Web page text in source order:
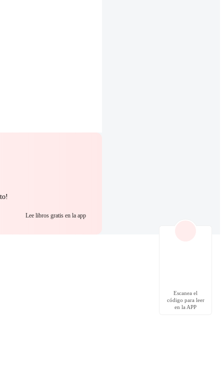
Lee libros gratis en la app
Escanea el
código para leer
en la APP